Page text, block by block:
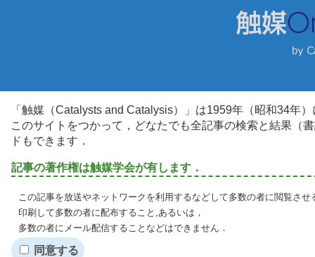
「触媒（Catalysts and Catalysis）」は1959年（昭和34年
このサイトをつかって，どなたでも全記事の検索と結果（
ドもできます．
記事の著作権は触媒学会が有します．
この記事を放送やネットワークを利用するなどして多数の者に閲覧させ
印刷して多数の者に配布すること,あるいは，
多数の者にメール配信することなどはできません．
同意する